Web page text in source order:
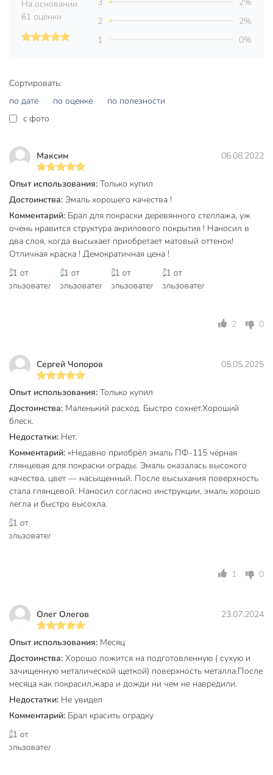
Время полного высыхания, ч
Расход, кг/м2
Страна производства
Количество компонентов
Основа
Степень глянца
Тип покрытия
Цвет
Назначение
универсальный
Особенности
моющийся
Тип работ
для наружных
Тип тары
Возможность колеровки
без возможности
колеровки
Разбавитель
Марка эмали
Вес в упаковке
Габариты упаковки
Сортировать:
по дате
по оценке
по полезности
c фото
Максим 06.08.2022
Опыт использования: Только купил
Достоинства: Эмаль хорошего качества !
Комментарий: Брал для покраски деревянного стеллажа, уж
очень нравится структура акрилового покрытия ! Наносил в
два слоя, когда высыхает приобретает матовый оттенок!
Отличная краска ! Демократичная цена !
2 0
Сергей Чопоров 05.05.2025
Опыт использования: Только купил
Достоинства: Маленький расход. Быстро сохнет.Хороший
блеск.
Недостатки: Нет.
Комментарий: «Недавно приобрёл эмаль ПФ-115 чёрная
глянцевая для покраски ограды. Эмаль оказалась высокого
качества, цвет — насыщенный. После высыхания поверхность
стала глянцевой. Наносил согласно инструкции, эмаль хорошо
легла и быстро высохла.
1 0
Олег Олегов 23.07.2024
Опыт использования: Месяц
Достоинства: Хорошо ложится на подготовленную ( сухую и
зачищенную металической щеткой) поверхность металла.После
месяца как покрасил,жара и дожди ни чем не навредили.
Недостатки: Не увидел
Комментарий: Брал красить оградку
На основании
61 оценки
2
2%
1
0%